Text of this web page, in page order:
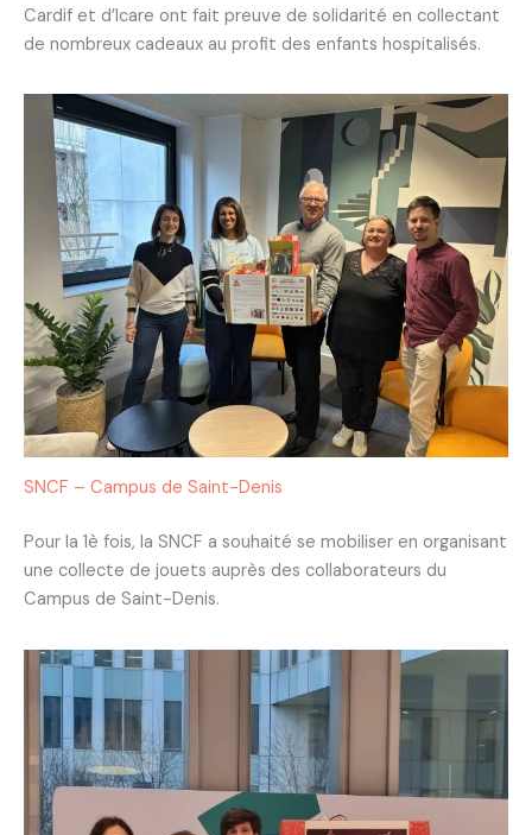
Cardif et d’Icare ont fait preuve de solidarité en collectant
de nombreux cadeaux au profit des enfants hospitalisés.
SNCF – Campus de Saint-Denis
Pour la 1è fois, la SNCF a souhaité se mobiliser en organisant
une collecte de jouets auprès des collaborateurs du
Campus de Saint-Denis.